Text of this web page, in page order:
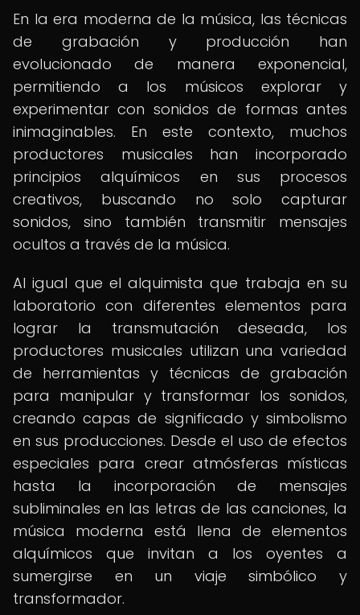
En la era moderna de la música, las técnicas
de grabación y producción han
evolucionado de manera exponencial,
permitiendo a los músicos explorar y
experimentar con sonidos de formas antes
inimaginables. En este contexto, muchos
productores musicales han incorporado
principios alquímicos en sus procesos
creativos, buscando no solo capturar
sonidos, sino también transmitir mensajes
ocultos a través de la música.
Al igual que el alquimista que trabaja en su
laboratorio con diferentes elementos para
lograr la transmutación deseada, los
productores musicales utilizan una variedad
de herramientas y técnicas de grabación
para manipular y transformar los sonidos,
creando capas de significado y simbolismo
en sus producciones. Desde el uso de efectos
especiales para crear atmósferas místicas
hasta la incorporación de mensajes
subliminales en las letras de las canciones, la
música moderna está llena de elementos
alquímicos que invitan a los oyentes a
sumergirse en un viaje simbólico y
transformador.